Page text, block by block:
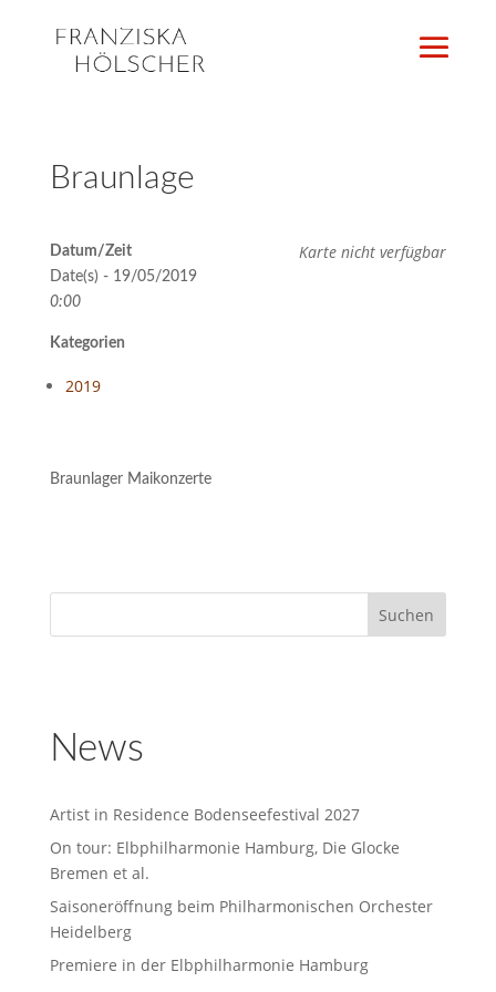
Braunlage
Karte nicht verfügbar
Datum/Zeit
Date(s) - 19/05/2019
0:00
Kategorien
2019
Braunlager Maikonzerte
News
Artist in Residence Bodenseefestival 2027
On tour: Elbphilharmonie Hamburg, Die Glocke
Bremen et al.
Saisoneröffnung beim Philharmonischen Orchester
Heidelberg
Premiere in der Elbphilharmonie Hamburg